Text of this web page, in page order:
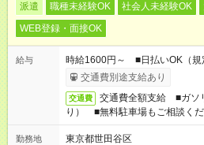
派遣 職種未経験OK 社会人未経験OK
WEB登録・面接OK
給与
時給1600円～ ■日払いOK（
交通費別途支給あり
交通費
交通費全額支給 ■ガソ
り） ■無料駐車場もご相談く
勤務地
東京都世田谷区